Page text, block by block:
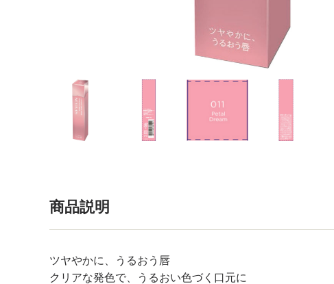
商品説明
ツヤやかに、うるおう唇
クリアな発色で、うるおい色づく口元に